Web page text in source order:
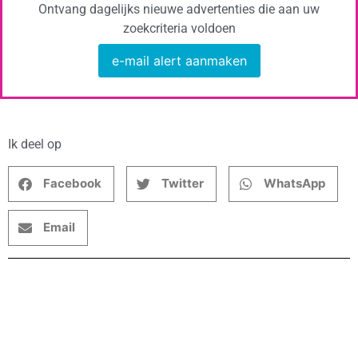
Ontvang dagelijks nieuwe advertenties die aan uw
zoekcriteria voldoen
e-mail alert aanmaken
Ik deel op
Facebook Twitter WhatsApp
Email